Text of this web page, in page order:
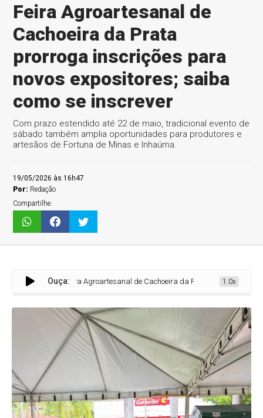
Feira Agroartesanal de
Cachoeira da Prata
prorroga inscrições para
novos expositores; saiba
como se inscrever
Com prazo estendido até 22 de maio, tradicional evento de
sábado também amplia oportunidades para produtores e
artesãos de Fortuna de Minas e Inhaúma.
19/05/2026 às 16h47
Por: Redação
Compartilhe:
Ouça:
Feira Agroartesanal de Cachoeira da Prata prorroga inscrições para
1.0x